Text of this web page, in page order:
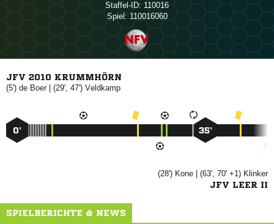
Staffel-ID: 110016
Spiel: 110016060
JFV 2010 KRUMMHÖRN
(5')  | (29', 47') 
0’ 35’
(28')  | (63', 70' +1) 
JFV LEER II
SPIELBERICHTE & NEWS